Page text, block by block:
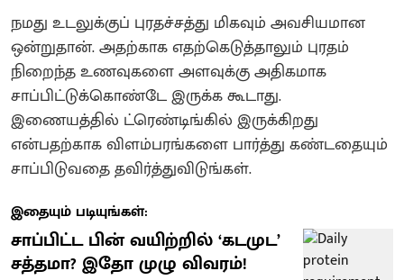
நமது உடலுக்குப் புரதச்சத்து மிகவும் அவசியமான
ஒன்றுதான். அதற்காக எதற்கெடுத்தாலும் புரதம்
நிறைந்த உணவுகளை அளவுக்கு அதிகமாக
சாப்பிட்டுக்கொண்டே இருக்க கூடாது.
இணையத்தில் ட்ரெண்டிங்கில் இருக்கிறது
என்பதற்காக விளம்பரங்களை பார்த்து கண்டதையும்
சாப்பிடுவதை தவிர்த்துவிடுங்கள்.
இதையும் படியுங்கள்:
சாப்பிட்ட பின் வயிற்றில் ‘கடமுட’
சத்தமா? இதோ முழு விவரம்!